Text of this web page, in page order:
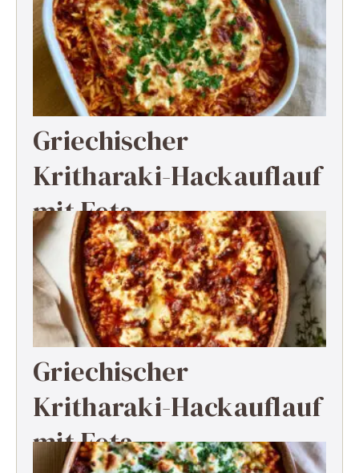
Griechischer
Kritharaki-Hackauflauf
mit Feta
Griechischer
Kritharaki-Hackauflauf
mit Feta